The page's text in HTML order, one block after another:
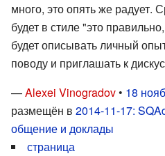
много, это опять же радует.
будет в стиле "это
будет описывать личный
поводу и приглашать к
—Alexei Vinogradov • 18
размещён в 2014-11-17:
общение и доклады
страница